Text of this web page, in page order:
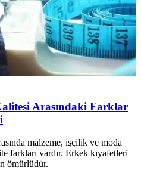
Arasındaki Farklar
malzeme, işçilik ve moda
farkları vardır. Erkek kıyafetleri
ömürlüdür.